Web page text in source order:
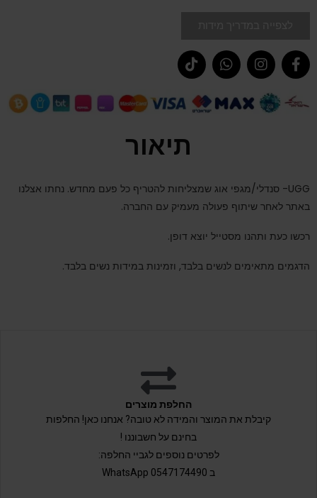
תיאור
UGG- סנדלי/מגפי אוג שמצליחות להטריף כל פעם מחדש. נחתו אצלנו
באתר לאחר שיתוף פעולה מעמיק עם החברה.
רכשו כעת ותהנו מסטייל יוצא דופן.
הדגמים מתאימים לנשים בלבד, וזמינות במידות נשים בלבד.
החלפת מוצרים
קיבלת את המוצר והמידה לא טובה? אנחנו כאן! החלפות
בחינם על חשבוננו !
לפרטים נוספים לגביי החלפה:
ב 0547174490 WhatsApp